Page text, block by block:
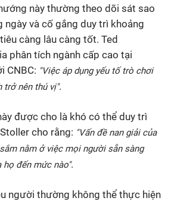
này thường theo dõi sát sao
ngày và cố gắng duy trì khoảng
càng lâu càng tốt. Ted
phân tích ngành cấp cao tại
CNBC: "Việc áp dụng yếu tố trò chơi
trở nên thú vị".
được cho là khó có thể duy trì
cho rằng: "Vấn đề nan giải của
nằm ở việc mọi người sẵn sàng
họ đến mức nào".
người thường không thể thực hiện